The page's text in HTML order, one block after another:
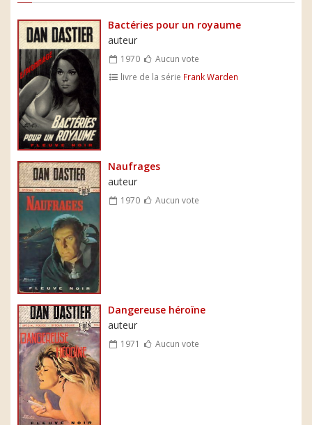
Bactéries pour un royaume
auteur
1970
Aucun vote
livre de la série Frank Warden
Naufrages
auteur
1970 Aucun vote
Dangereuse héroïne
auteur
1971 Aucun vote